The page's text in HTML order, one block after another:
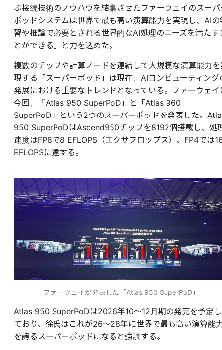
ぶ接続技術のノウハウを結集させたファーウェイのスーパ
ポッドシステムは世界で最も高い演算能力を実現し、AIの
習や推論で必要とされる世界的なAI処理のニーズを満たす
とができる」と力を込めた。
複数のチップや計算ノードを連結して大規模な演算能力を
現する「スーパーポッド」は現在、AIコンピューティング
発展における重要なトレンドとなっている。ファーウェイ
今回、「Atlas 950 SuperPoD」と「Atlas 960
SuperPoD」という2つのスーパーポッドを発表した。
950 SuperPoDはAscend950チップを8192個搭載し、処
速度はFP8で8 EFLOPS（エクサフロップス）、FP4では
EFLOPSに達する。
ファーウェイが発表した「Atlas 950 SuperPoD」
Atlas 950 SuperPoDは2026年10〜12月期の発売を予定し
ており、徐氏はこれが26～28年に世界で最も高い演算能
を誇るスーパーポッドになると強調する。